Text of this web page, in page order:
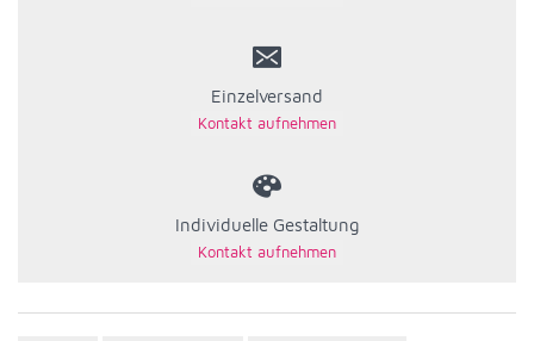
Einzelversand
Individuelle Gestaltung